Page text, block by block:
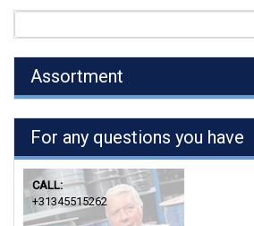
Assortment
For any questions you have
CALL:
+31345515262